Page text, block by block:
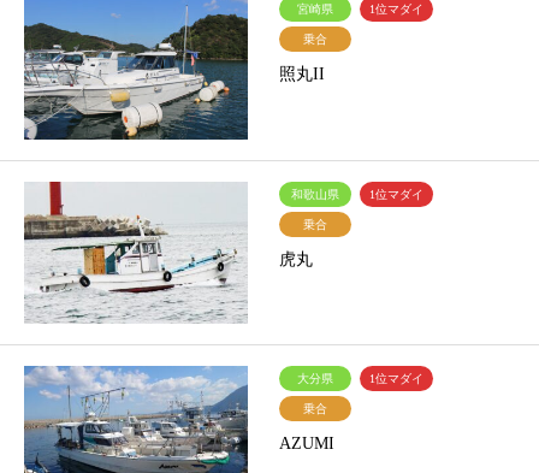
宮崎県 1位マダイ
乗合
照丸II
和歌山県 1位マダイ
乗合
虎丸
大分県 1位マダイ
乗合
AZUMI